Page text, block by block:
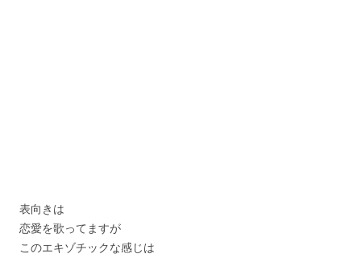
表向きは
恋愛を歌ってますが
このエキゾチックな感じは